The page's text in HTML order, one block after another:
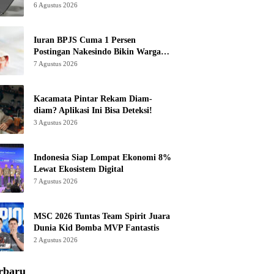
6 Agustus 2026
Iuran BPJS Cuma 1 Persen
Postingan Nakesindo Bikin Warganet
Murka
7 Agustus 2026
Kacamata Pintar Rekam Diam-
diam? Aplikasi Ini Bisa Deteksi!
3 Agustus 2026
Indonesia Siap Lompat Ekonomi 8%
Lewat Ekosistem Digital
7 Agustus 2026
MSC 2026 Tuntas Team Spirit Juara
Dunia Kid Bomba MVP Fantastis
2 Agustus 2026